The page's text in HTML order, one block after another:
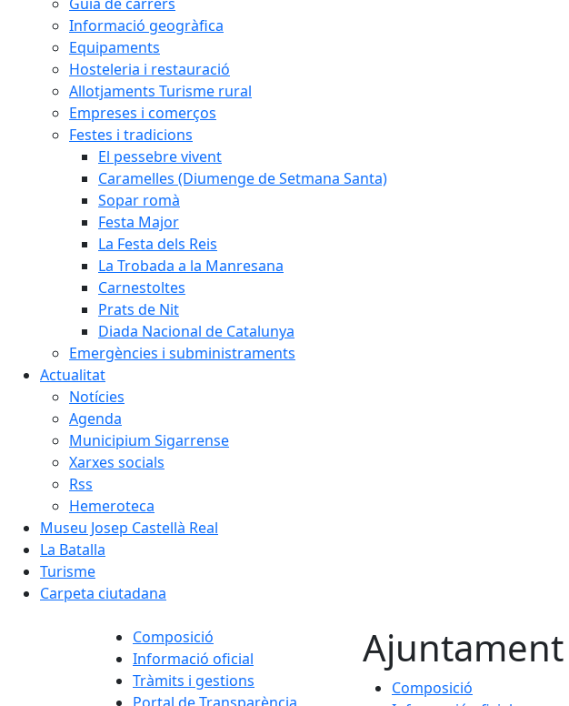
Informació geogràfica
Equipaments
Hosteleria i restauració
Allotjaments Turisme rural
Empreses i comerços
Festes i tradicions
El pessebre vivent
Caramelles (Diumenge de Setmana Santa)
Sopar romà
Festa Major
La Festa dels Reis
La Trobada a la Manresana
Carnestoltes
Prats de Nit
Diada Nacional de Catalunya
Emergències i subministraments
Actualitat
Notícies
Agenda
Municipium Sigarrense
Xarxes socials
Rss
Hemeroteca
Museu Josep Castellà Real
La Batalla
Turisme
Carpeta ciutadana
Composició
Informació oficial
Tràmits i gestions
Ajuntament
Composició